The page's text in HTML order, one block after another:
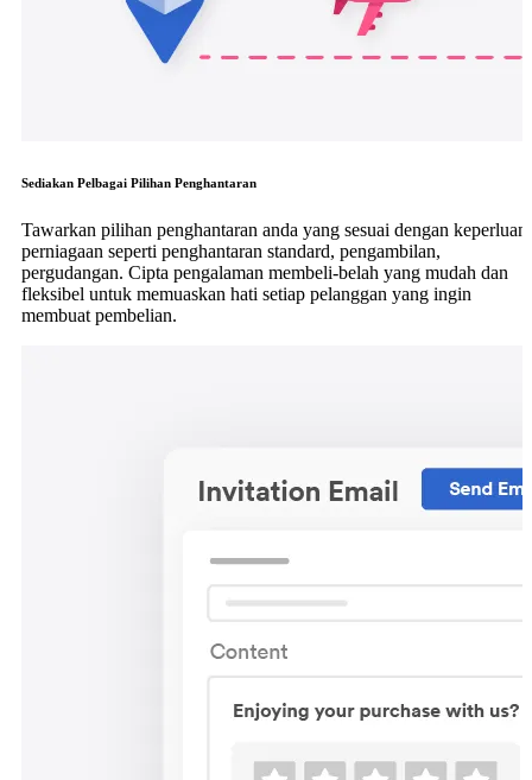
Sediakan Pelbagai Pilihan Penghantaran
Tawarkan pilihan penghantaran anda yang sesuai dengan keperluan
perniagaan seperti penghantaran standard, pengambilan,
pergudangan. Cipta pengalaman membeli-belah yang mudah dan
fleksibel untuk memuaskan hati setiap pelanggan yang ingin
membuat pembelian.